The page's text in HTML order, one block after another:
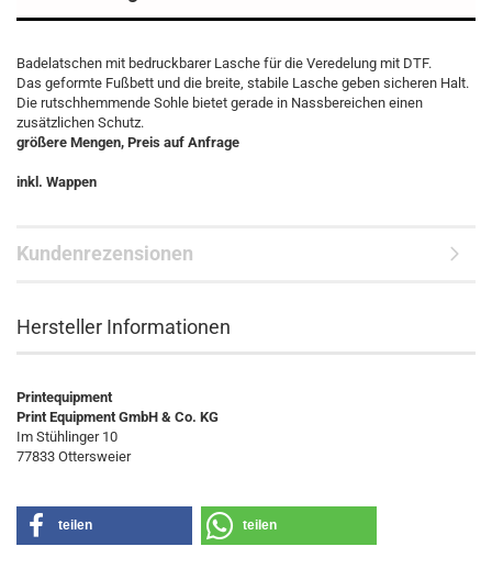
Badelatschen mit bedruckbarer Lasche für die Veredelung mit DTF.
Das geformte Fußbett und die breite, stabile Lasche geben sicheren Halt.
Die rutschhemmende Sohle bietet gerade in Nassbereichen einen
zusätzlichen Schutz.
größere Mengen, Preis auf Anfrage
inkl. Wappen
Kundenrezensionen
Hersteller Informationen
Printequipment
Print Equipment GmbH & Co. KG
Im Stühlinger 10
77833 Ottersweier
teilen teilen